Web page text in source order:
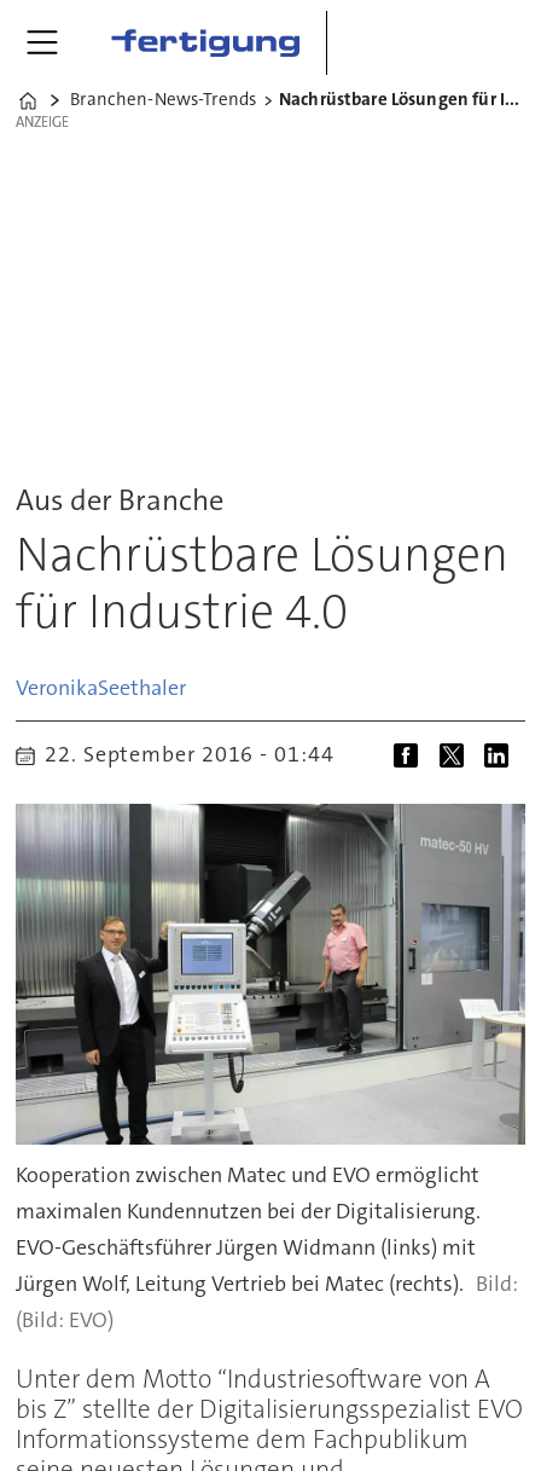
Home
Branchen-News-Trends Nachrüstbare Lösungen für Industrie 4.0
ANZEIGE
ANZEIGE
Aus der Branche
Nachrüstbare Lösungen
für Industrie 4.0
VeronikaSeethaler
22. September 2016 - 01:44
Kooperation zwischen Matec und EVO ermöglicht
maximalen Kundennutzen bei der Digitalisierung.
EVO-Geschäftsführer Jürgen Widmann (links) mit
Jürgen Wolf, Leitung Vertrieb bei Matec (rechts).
(Bild: EVO)
Unter dem Motto “Industriesoftware von A
bis Z” stellte der Digitalisierungsspezialist EVO
Informationssysteme dem Fachpublikum